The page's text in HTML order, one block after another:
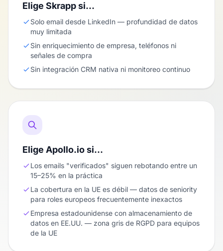
Elige Skrapp si…
Solo email desde LinkedIn — profundidad de datos
muy limitada
Sin enriquecimiento de empresa, teléfonos ni
señales de compra
Sin integración CRM nativa ni monitoreo continuo
Elige Apollo.io si…
Los emails "verificados" siguen rebotando entre un
15–25% en la práctica
La cobertura en la UE es débil — datos de seniority
para roles europeos frecuentemente inexactos
Empresa estadounidense con almacenamiento de
datos en EE.UU. — zona gris de RGPD para equipos
de la UE